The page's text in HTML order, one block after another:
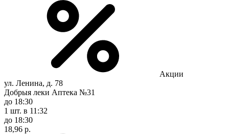
Акции
ул. Ленина, д. 78
Добрыя леки Аптека №31
до 18:30
1 шт. в 11:32
до 18:30
18,96 р.